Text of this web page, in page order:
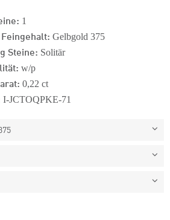
1
Gelbgold 375
Steine: Solitär
w/p
0,22 ct
I-JCTOQPKE-71